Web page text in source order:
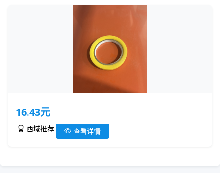
16.43元
西域推荐 查看详情